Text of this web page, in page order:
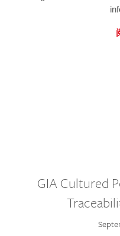
GIA Cultured